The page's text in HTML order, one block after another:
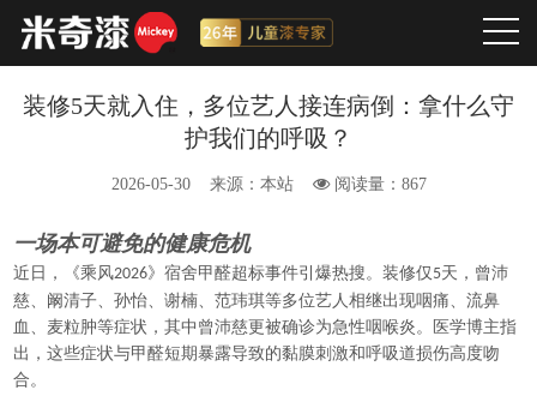
装修5天就入住，多位艺人接连病倒：拿什么守
护我们的呼吸？
2026-05-30 来源：本站 阅读量：867
一场本可避免的健康危机
近日，《乘风2026》宿舍甲醛超标事件引爆热搜。装修仅 5天，曾沛
慈、阚清子、孙怡、谢楠、范玮琪等多位艺人相继出现咽痛、流鼻
血、麦粒肿等症状，其中曾沛慈更被确诊为急性咽喉炎。医学博主指
出，这些症状与甲醛短期暴露导致的黏膜刺激和呼吸道损伤高度吻
合。